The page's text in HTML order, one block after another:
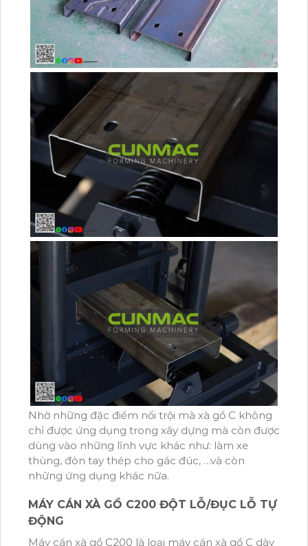
Nhờ những đặc điểm nổi trội mà xà gồ C không
chỉ được ứng dụng trong xây dựng mà còn được
dùng vào những lĩnh vực khác như: làm xe
thùng, đòn tay thép cho gác đúc, …và còn
những ứng dụng khác nữa.
MÁY CÁN XÀ GỒ C200 ĐỘT LỖ/ĐỤC LỖ TỰ
ĐỘNG
Máy cán xà gồ C200 là loại máy cán xà gồ C dày